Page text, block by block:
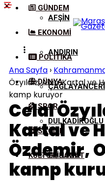
AFŞIN
ANDIRIN
DULKADIROĞLU
EKINÖZÜ
GÜNDEM
EKONOMI
POLITIKA
DÜNYA
SPOR
SAĞLIK
KÜLTÜR/SANAT
Ana Sayfa ›
Özyıldız, Aker Kartal ve
kamp kuruyor
Celal
Kartal ve
Özdemir,
kamp